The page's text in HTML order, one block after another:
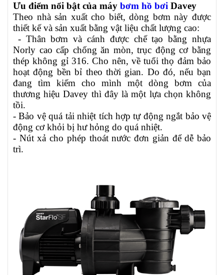
Ưu điểm nổi bật của máy bơm hồ bơi Davey
Theo nhà sản xuất cho biết, dòng bơm này được
thiết kế và sản xuất bằng vật liệu chất lượng cao:
- Thân bơm và cánh được chế tạo bằng nhựa
Norly cao cấp chống ăn mòn, trục động cơ bằng
thép không gỉ 316. Cho nên, về tuổi thọ đảm bảo
hoạt động bền bỉ theo thời gian. Do đó, nếu bạn
đang tìm kiếm cho mình một dòng bơm của
thương hiệu Davey thì đây là một lựa chọn không
tồi.
- Bảo vệ quá tải nhiệt tích hợp tự động ngắt bảo vệ
động cơ khỏi bị hư hỏng do quá nhiệt.
- Nút xả cho phép thoát nước đơn giản để dễ bảo
trì.